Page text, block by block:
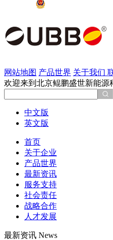
网站地图 产品世界 关于我们
欢迎来到北京鲲鹏盛世新能源
中文版
英文版
首页
关于企业
产品世界
最新资讯
服务支持
社会责任
战略合作
人才发展
最新资讯 News